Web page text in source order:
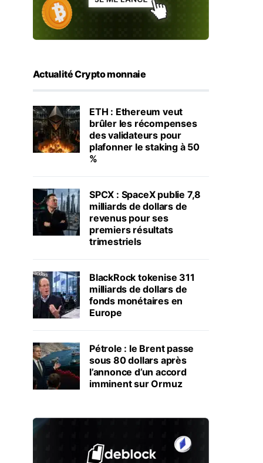
Actualité Crypto monnaie
ETH : Ethereum veut
brûler les récompenses
des validateurs pour
plafonner le staking à 50
%
SPCX : SpaceX publie 7,8
milliards de dollars de
revenus pour ses
premiers résultats
trimestriels
BlackRock tokenise 311
milliards de dollars de
fonds monétaires en
Europe
Pétrole : le Brent passe
sous 80 dollars après
l’annonce d’un accord
imminent sur Ormuz